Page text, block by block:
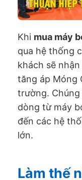
Khi mua máy
qua hệ thống
khách sẽ
tăng áp Móng
trường.
dòng từ máy
đến các hệ
lớn.
Làm thế